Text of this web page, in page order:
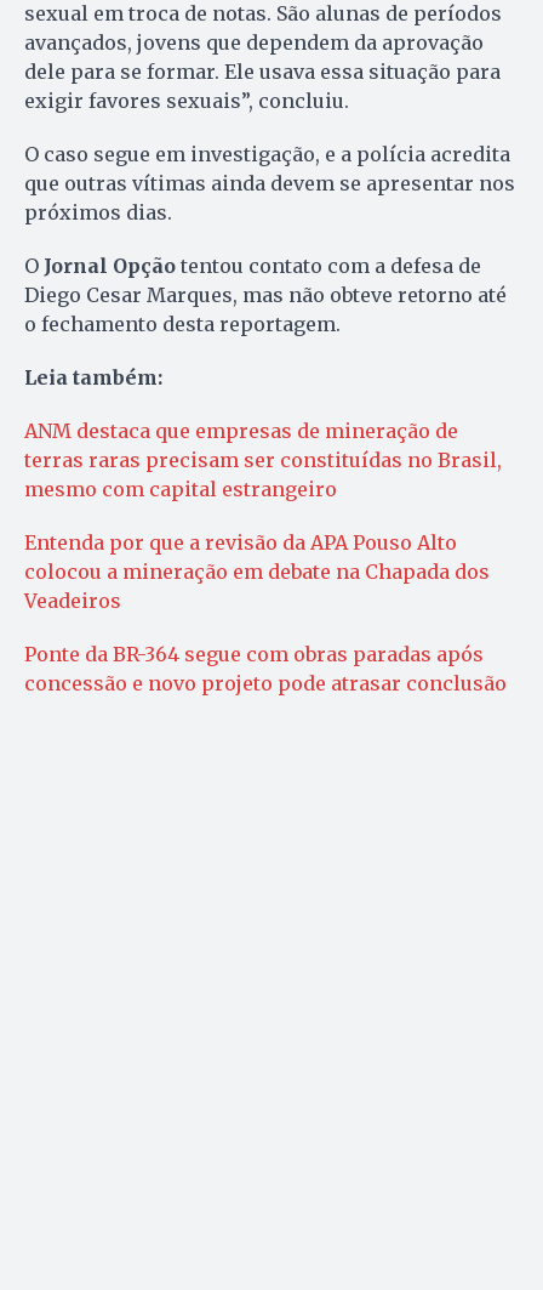
sexual em troca de notas. São alunas de períodos
avançados, jovens que dependem da aprovação
dele para se formar. Ele usava essa situação para
exigir favores sexuais”, concluiu.
O caso segue em investigação, e a polícia acredita
que outras vítimas ainda devem se apresentar nos
próximos dias.
O Jornal Opção tentou contato com a defesa de
Diego Cesar Marques, mas não obteve retorno até
o fechamento desta reportagem.
Leia também:
ANM destaca que empresas de mineração de
terras raras precisam ser constituídas no Brasil,
mesmo com capital estrangeiro
Entenda por que a revisão da APA Pouso Alto
colocou a mineração em debate na Chapada dos
Veadeiros
Ponte da BR-364 segue com obras paradas após
concessão e novo projeto pode atrasar conclusão